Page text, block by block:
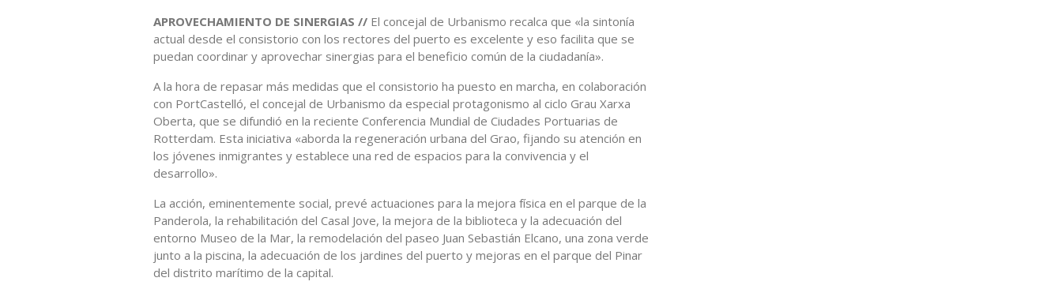
APROVECHAMIENTO DE SINERGIAS // El concejal de Urbanismo recalca que «la sintonía
actual desde el consistorio con los rectores del puerto es excelente y eso facilita que se
puedan coordinar y aprovechar sinergias para el beneficio común de la ciudadanía».
A la hora de repasar más medidas que el consistorio ha puesto en marcha, en colaboración
con PortCastelló, el concejal de Urbanismo da especial protagonismo al ciclo Grau Xarxa
Oberta, que se difundió en la reciente Conferencia Mundial de Ciudades Portuarias de
Rotterdam. Esta iniciativa «aborda la regeneración urbana del Grao, fijando su atención en
los jóvenes inmigrantes y establece una red de espacios para la convivencia y el
desarrollo».
La acción, eminentemente social, prevé actuaciones para la mejora física en el parque de la
Panderola, la rehabilitación del Casal Jove, la mejora de la biblioteca y la adecuación del
entorno Museo de la Mar, la remodelación del paseo Juan Sebastián Elcano, una zona verde
junto a la piscina, la adecuación de los jardines del puerto y mejoras en el parque del Pinar
del distrito marítimo de la capital.